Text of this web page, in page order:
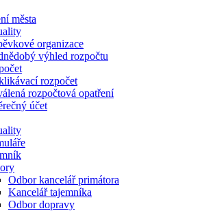
města
organizace
výhled rozpočtu
rozpočet
rozpočtová opatření
účet
Odbor kancelář primátora
Kancelář tajemníka
Odbor dopravy